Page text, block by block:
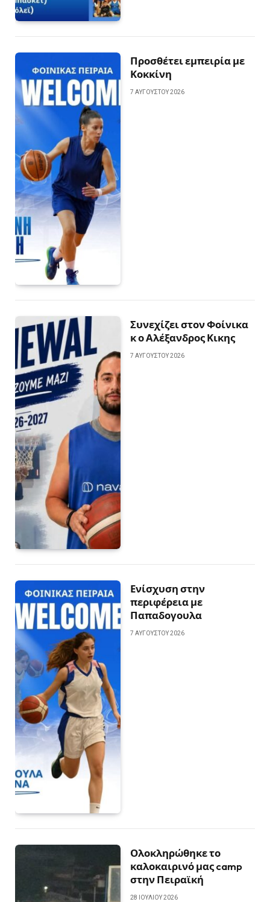
Προσθέτει εμπειρία με
Κοκκίνη
7 ΑΥΓΟΎΣΤΟΥ 2026
Συνεχίζει στον Φοίνικα
κ ο Αλέξανδρος Κικης
7 ΑΥΓΟΎΣΤΟΥ 2026
Ενίσχυση στην
περιφέρεια με
Παπαδογουλα
7 ΑΥΓΟΎΣΤΟΥ 2026
Ολοκληρώθηκε το
καλοκαιρινό μας camp
στην Πειραϊκή
28 ΙΟΥΛΊΟΥ 2026